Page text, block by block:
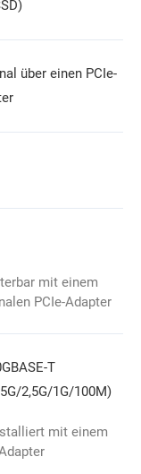
über einen PCIe-
mit einem
PCIe-Adapter
T
2,5G/1G/100M)
mit einem